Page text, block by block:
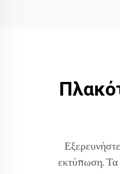
εκτύπωση. Τα